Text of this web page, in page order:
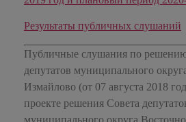
Результаты публичных слушаний
Публичные слушания по
депутатов муниципального
Измайлово (от 07 августа 2018
проекте решения Совета
муниципального округа